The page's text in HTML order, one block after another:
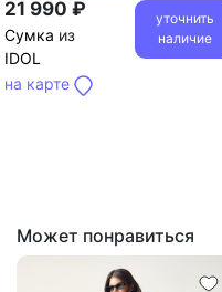
21 990 ₽
Сумка из
IDOL
на карте
уточнить
наличие
Может понравиться